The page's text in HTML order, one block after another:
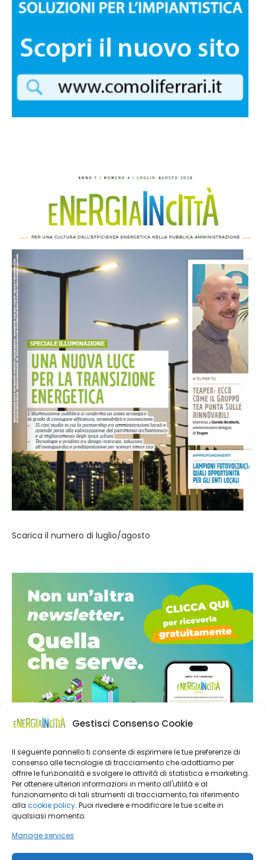
Gestisci Consenso Cookie
Il seguente pannello ti consente di esprimere le tue preferenze di
consenso alle tecnologie di tracciamento che adottiamo per
offrire le funzionalità e svolgere le attività di statistica e marketing.
Per ottenere ulteriori informazioni in merito all'utilità e al
funzionamento di tali strumenti di tracciamento, fai riferimento
alla cookie policy. Puoi rivedere e modificare le tue scelte in
qualsiasi momento.
Manage services
Scarica il numero di luglio/agosto